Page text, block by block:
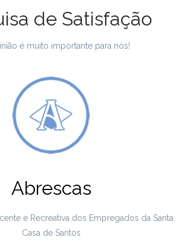
de Satisfação
é muito importante para nós!
Abrescas
e Recreativa dos Empregados da Santa
Casa de Santos